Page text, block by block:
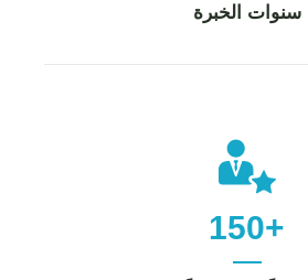
سنوات الخبرة
150+